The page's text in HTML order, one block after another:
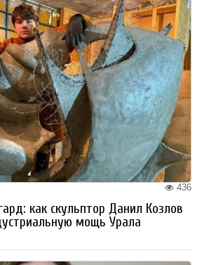
436
как скульптор Данил Козлов
мощь Урала